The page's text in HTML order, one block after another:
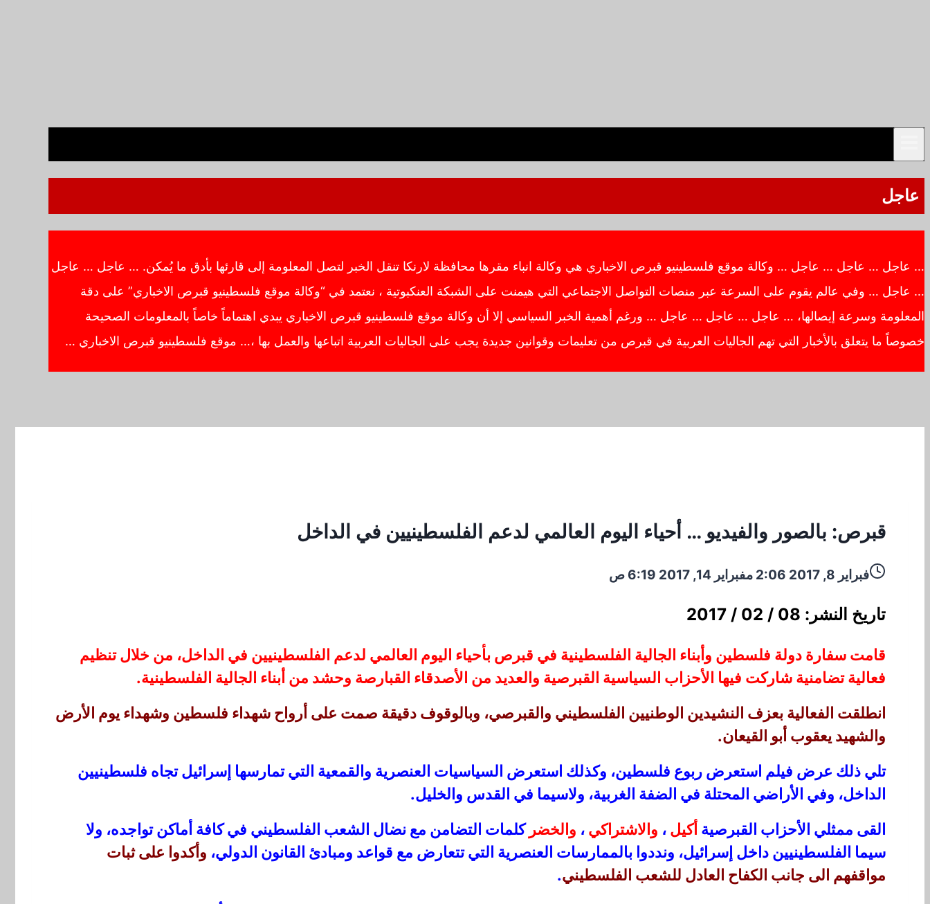
عاجل
… عاجل … عاجل … عاجل … وكالة موقع فلسطينيو قبرص الاخباري هي وكالة انباء مقرها محافظة لارنكا تنقل الخبر لتصل المعلومة إلى قارئها بأدق ما يُمكن. … عاجل … عاجل
… عاجل … وفي عالم يقوم على السرعة عبر منصات التواصل الاجتماعي التي هيمنت على الشبكة العنكبوتية ، نعتمد في “وكالة موقع فلسطينيو قبرص الاخباري” على دقة
المعلومة وسرعة إيصالها، … عاجل … عاجل … عاجل … ورغم أهمية الخبر السياسي إلا أن وكالة موقع فلسطينيو قبرص الاخباري يبدي اهتماماً خاصاً بالمعلومات الصحيحة
خصوصاً ما يتعلق بالأخبار التي تهم الجاليات العربية في قبرص من تعليمات وقوانين جديدة يجب على الجاليات العربية اتباعها والعمل بها ،… موقع فلسطينيو قبرص الاخباري …
قبرص: بالصور والفيديو … أحياء اليوم العالمي لدعم الفلسطينيين في الداخل
فبراير 8, 2017 2:06 م فبراير 14, 2017 6:19 ص
تاريخ النشر: 08 / 02 / 2017
قامت سفارة دولة فلسطين وأبناء الجالية الفلسطينية في قبرص بأحياء اليوم العالمي لدعم الفلسطينيين في الداخل، من خلال تنظيم
فعالية تضامنية شاركت فيها الأحزاب السياسية القبرصية والعديد من الأصدقاء القبارصة وحشد من أبناء الجالية الفلسطينية.
انطلقت الفعالية بعزف النشيدين الوطنيين الفلسطيني والقبرصي، وبالوقوف دقيقة صمت على أرواح شهداء فلسطين وشهداء يوم الأرض
والشهيد يعقوب أبو القيعان.
تلي ذلك عرض فيلم استعرض ربوع فلسطين، وكذلك استعرض السياسيات العنصرية والقمعية التي تمارسها إسرائيل تجاه فلسطينيين
الداخل، وفي الأراضي المحتلة في الضفة الغربية، ولاسيما في القدس والخليل.
القى ممثلي الأحزاب القبرصية أكيل ، والاشتراكي ، والخضر كلمات التضامن مع نضال الشعب الفلسطيني في كافة أماكن تواجده، ولا
سيما الفلسطينيين داخل إسرائيل، ونددوا بالممارسات العنصرية التي تتعارض مع قواعد ومبادئ القانون الدولي، وأكدوا على ثبات
مواقفهم الى جانب الكفاح العادل للشعب الفلسطيني.